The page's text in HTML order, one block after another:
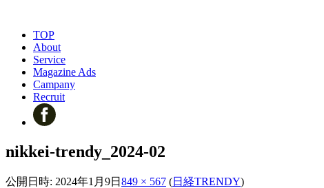
TOP
About
Service
Magazine Ads
Campany
Recruit
nikkei-trendy_2024-02
公開日時: 2024年1月9日 849 × 567 (日経TRENDY)